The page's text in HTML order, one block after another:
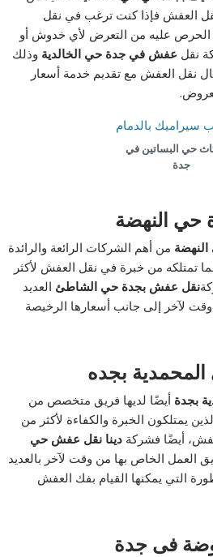
العفش فإذا كنت ترغب في نقل
الحرص عليه من التعرض لأي خدوش أو
نقل عفش في جدة حي الخالدية وذلك
نقل العفش مع تقديم خدمة أسعار
حي البساتين في
جدة
حي النهضة
من أهم الشركات الرائعة والرائدة
تمتلكه من خبرة في نقل العفش لأكثر
نقل عفش بجدة حي الشاطئ العديد
لآخر إلى جانب أسعارها الرخيصة
المحمدية بجده
بجدة أيضًا لديها فريق متخصص من
يمتلكون الخبرة والكفاءة لأكثر من
دينا نقل عفش حي
العمل الخاص بها من وقت لآخر بالعديد
التي يمكنها القيام بفك العفش
فى جدة